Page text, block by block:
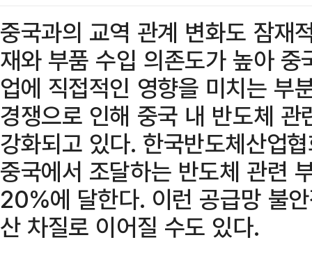
중국과의 교역 관계 변화도 잠재
재와 부품 수입 의존도가 높아
업에 직접적인 영향을 미치는 부
경쟁으로 인해 중국 내 반도체
강화되고 있다. 한국반도체산업
중국에서 조달하는 반도체 관련
20%에 달한다. 이런 공급망 불
산 차질로 이어질 수도 있다.